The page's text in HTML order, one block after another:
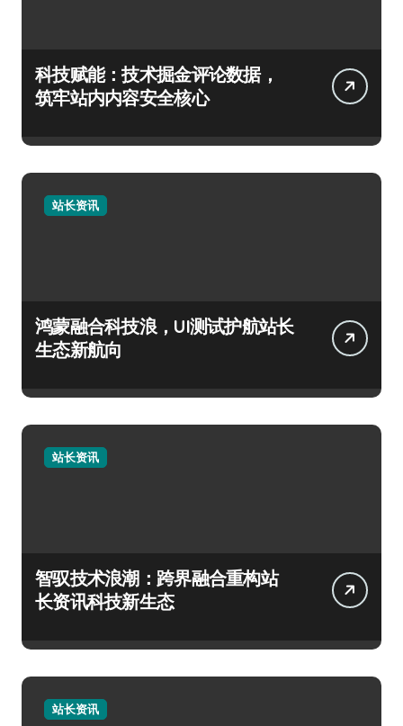
科技赋能：技术掘金评论数据，
筑牢站内内容安全核心
站长资讯
鸿蒙融合科技浪，UI测试护航站长
生态新航向
站长资讯
智驭技术浪潮：跨界融合重构站
长资讯科技新生态
站长资讯